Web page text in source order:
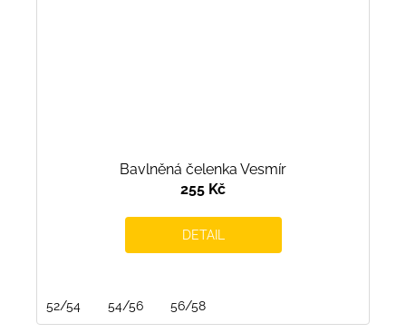
Bavlněná čelenka Vesmír
255 Kč
DETAIL
52/54 54/56 56/58